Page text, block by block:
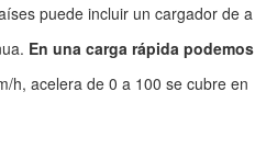
puede incluir un cargador de a
En una carga rápida podemos
h, acelera de 0 a 100 se cubre en